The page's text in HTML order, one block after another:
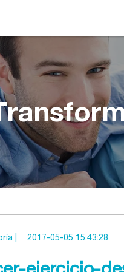
| 2017-05-05 15:43:28